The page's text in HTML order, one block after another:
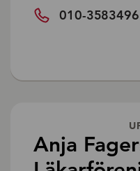
010-3583496
Anja